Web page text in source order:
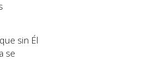
sin Él
se
de